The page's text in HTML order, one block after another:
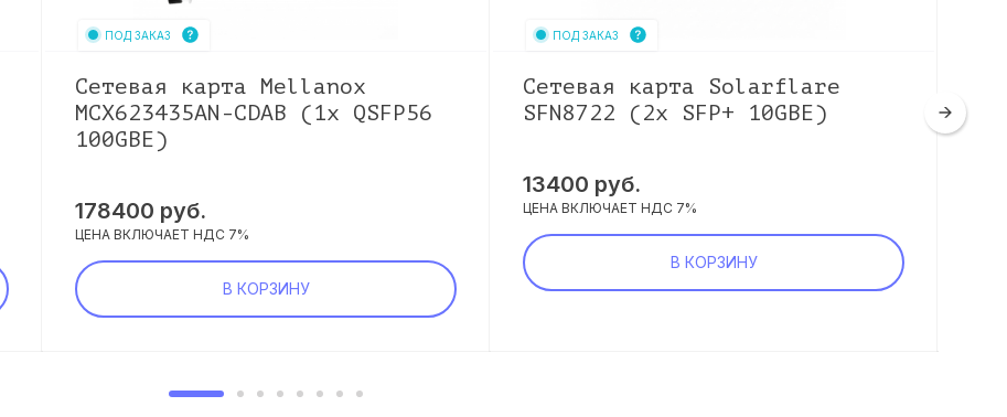
ПОД ЗАКАЗ
Сетевая карта Mellanox
MCX623435AN-CDAB (1x QSFP56
100GBE)
178400 руб.
ЦЕНА ВКЛЮЧАЕТ НДС 7%
В КОРЗИНУ
ПОД ЗАКАЗ
Сетевая карта Solarflare
SFN8722 (2x SFP+ 10GBE)
13400 руб.
ЦЕНА ВКЛЮЧАЕТ НДС 7%
В КОРЗИНУ